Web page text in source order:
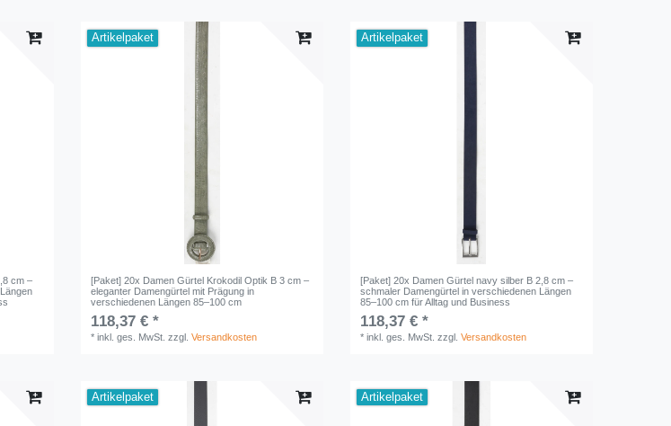
cm –
Artikelpaket
[Paket] 20x Damen Gürtel Krokodil Optik B 3 cm –
eleganter Damengürtel mit Prägung in
verschiedenen Längen 85–100 cm
118,37 € *
*inkl. ges. MwSt. zzgl.Versandkosten
Artikelpaket
[Paket] 20x Damen Gürtel navy silber B 2,8 cm –
schmaler Damengürtel in verschiedenen Längen
85–100 cm für Alltag und Business
118,37 € *
*inkl. ges. MwSt. zzgl.Versandkosten
Artikelpaket Artikelpaket